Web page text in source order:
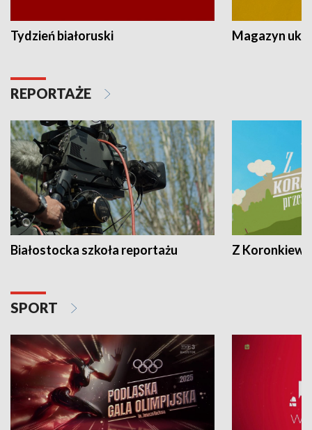
Tydzień białoruski Magazyn
REPORTAŻE
Białostocka szkoła reportażu Z
SPORT